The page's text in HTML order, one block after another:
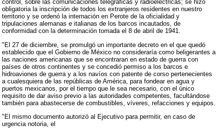
control, sobre las comunicaciones telegráficas y radioeléctricas; se hizo
obligatoria la inscripción de todos los extranjeros residentes en nuestro
territorio y se ordenó la internación en Perote de la oficialidad y
tripulaciones alemanas e italianas de los barcos incautados, de
conformidad con la determinación tomada el 8 de abril de 1941.
"El 27 de diciembre, se promulgó un importante decreto en el que quedó
establecido que el Gobierno de México no consideraría como beligerantes a
las naciones americanas que se encontraran en estado de guerra con
países de otros continentes y se concedió permiso a los barcos e
hidroaviones de guerra y a los navíos con patente de corso pertenecientes
a cualesquiera de las repúblicas de América, para fondear en agua y
puertos mexicanos, por el tiempo que le sea necesario, con el único
requisito de dar aviso previo a las autoridades competentes, facultándose
también para abastecerse de combustibles, víveres, refacciones y equipos.
"El mismo documento autorizó al Ejecutivo para permitir, en caso de
urgencia notoria, el